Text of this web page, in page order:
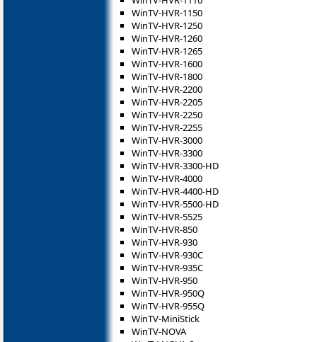
WinTV-HVR-1150
WinTV-HVR-1250
WinTV-HVR-1260
WinTV-HVR-1265
WinTV-HVR-1600
WinTV-HVR-1800
WinTV-HVR-2200
WinTV-HVR-2205
WinTV-HVR-2250
WinTV-HVR-2255
WinTV-HVR-3000
WinTV-HVR-3300
WinTV-HVR-3300-HD
WinTV-HVR-4000
WinTV-HVR-4400-HD
WinTV-HVR-5500-HD
WinTV-HVR-5525
WinTV-HVR-850
WinTV-HVR-930
WinTV-HVR-930C
WinTV-HVR-935C
WinTV-HVR-950
WinTV-HVR-950Q
WinTV-HVR-955Q
WinTV-MiniStick
WinTV-NOVA